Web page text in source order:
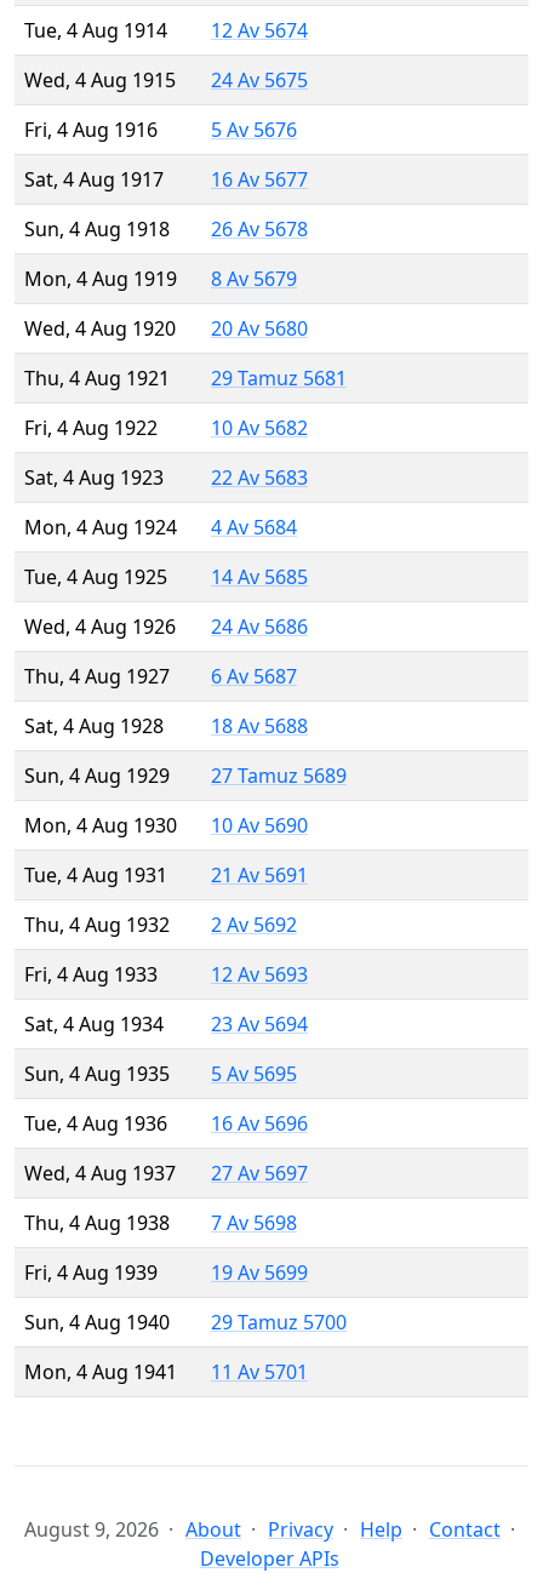
Tue, 4 Aug 1914
12 Av 5674
Wed, 4 Aug 1915
24 Av 5675
Fri, 4 Aug 1916
5 Av 5676
Sat, 4 Aug 1917
16 Av 5677
Sun, 4 Aug 1918
26 Av 5678
Mon, 4 Aug 1919
8 Av 5679
Wed, 4 Aug 1920
20 Av 5680
Thu, 4 Aug 1921
29 Tamuz 5681
Fri, 4 Aug 1922
10 Av 5682
Sat, 4 Aug 1923
22 Av 5683
Mon, 4 Aug 1924
4 Av 5684
Tue, 4 Aug 1925
14 Av 5685
Wed, 4 Aug 1926
24 Av 5686
Thu, 4 Aug 1927
6 Av 5687
Sat, 4 Aug 1928
18 Av 5688
Sun, 4 Aug 1929
27 Tamuz 5689
Mon, 4 Aug 1930
10 Av 5690
Tue, 4 Aug 1931
21 Av 5691
Thu, 4 Aug 1932
2 Av 5692
Fri, 4 Aug 1933
12 Av 5693
Sat, 4 Aug 1934
23 Av 5694
Sun, 4 Aug 1935
5 Av 5695
Tue, 4 Aug 1936
16 Av 5696
Wed, 4 Aug 1937
27 Av 5697
Thu, 4 Aug 1938
7 Av 5698
Fri, 4 Aug 1939
19 Av 5699
Sun, 4 Aug 1940
29 Tamuz 5700
Mon, 4 Aug 1941
11 Av 5701
August 9, 2026 About Privacy Help
Contact
Developer APIs